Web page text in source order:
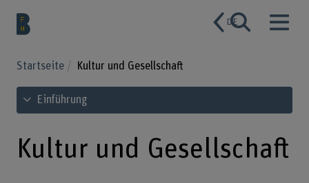
DE
Startseite Kultur und Gesellschaft
Inhaltsverzeichnis ansehen
Einführung
Kultur und Gesellschaft